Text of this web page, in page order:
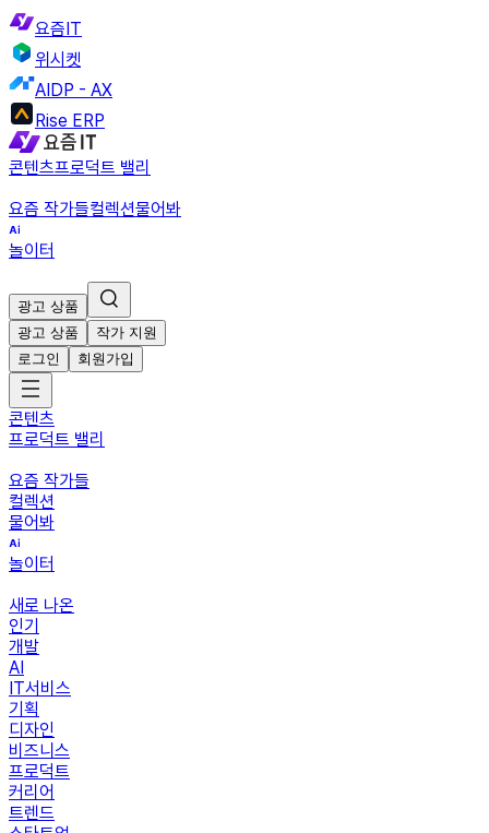
요즘IT
위시켓
AIDP - AX
Rise ERP
콘텐츠프로덕트 밸리
요즘 작가들컬렉션물어봐
놀이터
광고 상품
광고 상품
작가 지원
로그인
회원가입
콘텐츠
프로덕트 밸리
요즘 작가들
컬렉션
물어봐
놀이터
새로 나온
인기
개발
AI
IT서비스
기획
디자인
비즈니스
프로덕트
커리어
트렌드